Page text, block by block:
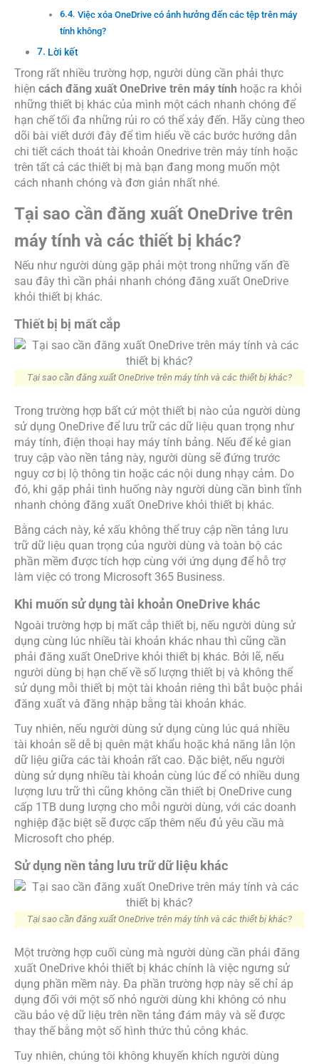
Việc xóa OneDrive có ảnh hưởng đến các tệp trên máy
tính không?
Lời kết
Trong rất nhiều trường hợp, người dùng cần phải thực
hiện cách đăng xuất OneDrive trên máy tính hoặc ra khỏi
những thiết bị khác của mình một cách nhanh chóng để
hạn chế tối đa những rủi ro có thể xảy đến. Hãy cùng theo
dõi bài viết dưới đây để tìm hiểu về các bước hướng dẫn
chi tiết cách thoát tài khoản Onedrive trên máy tính hoặc
trên tất cả các thiết bị mà bạn đang mong muốn một
cách nhanh chóng và đơn giản nhất nhé.
Tại sao cần đăng xuất OneDrive trên
máy tính và các thiết bị khác?
Nếu như người dùng gặp phải một trong những vấn đề
sau đây thì cần phải nhanh chóng đăng xuất OneDrive
khỏi thiết bị khác.
Thiết bị bị mất cắp
Tại sao cần đăng xuất OneDrive trên máy tính và các thiết bị khác?
Trong trường hợp bất cứ một thiết bị nào của người dùng
sử dụng OneDrive để lưu trữ các dữ liệu quan trọng như
máy tính, điện thoại hay máy tính bảng. Nếu để kẻ gian
truy cập vào nền tảng này, người dùng sẽ đứng trước
nguy cơ bị lộ thông tin hoặc các nội dung nhạy cảm. Do
đó, khi gặp phải tình huống này người dùng cần bình tĩnh
nhanh chóng đăng xuất OneDrive khỏi thiết bị khác.
Bằng cách này, kẻ xấu không thể truy cập nền tảng lưu
trữ dữ liệu quan trọng của người dùng và toàn bộ các
phần mềm được tích hợp cùng với ứng dụng để hỗ trợ
làm việc có trong Microsoft 365 Business.
Khi muốn sử dụng tài khoản OneDrive khác
Ngoài trường hợp bị mất cắp thiết bị, nếu người dùng sử
dụng cùng lúc nhiều tài khoản khác nhau thì cũng cần
phải đăng xuất OneDrive khỏi thiết bị khác. Bởi lẽ, nếu
người dùng bị hạn chế về số lượng thiết bị và không thể
sử dụng mỗi thiết bị một tài khoản riêng thì bắt buộc phải
đăng xuất và đăng nhập bằng tài khoản khác.
Tuy nhiên, nếu người dùng sử dụng cùng lúc quá nhiều
tài khoản sẽ dễ bị quên mật khẩu hoặc khả năng lẫn lộn
dữ liệu giữa các tài khoản rất cao. Đặc biệt, nếu người
dùng sử dụng nhiều tài khoản cùng lúc để có nhiều dung
lượng lưu trữ thì cũng không cần thiết bị OneDrive cung
cấp 1TB dung lượng cho mỗi người dùng, với các doanh
nghiệp đặc biệt sẽ được cấp thêm nếu đủ yêu cầu mà
Microsoft cho phép.
Sử dụng nền tảng lưu trữ dữ liệu khác
Tại sao cần đăng xuất OneDrive trên máy tính và các thiết bị khác?
Một trường hợp cuối cùng mà người dùng cần phải đăng
xuất OneDrive khỏi thiết bị khác chính là việc ngưng sử
dụng phần mềm này. Đa phần trường hợp này sẽ chỉ áp
dụng đối với một số nhỏ người dùng khi không có nhu
cầu bảo vệ dữ liệu trên nền tảng đám mây và sẽ được
thay thế bằng một số hình thức thủ công khác.
Tuy nhiên, chúng tôi không khuyến khích người dùng